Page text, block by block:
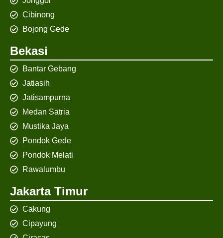
Cibinong
Bojong Gede
Bekasi
Bantar Gebang
Jatiasih
Jatisampurna
Medan Satria
Mustika Jaya
Pondok Gede
Pondok Melati
Rawalumbu
Jakarta Timur
Cakung
Cipayung